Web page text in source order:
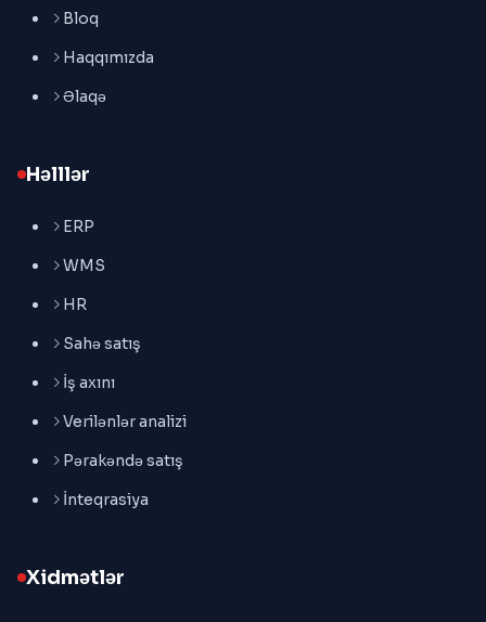
Bloq
Haqqımızda
Əlaqə
Həlllər
ERP
WMS
HR
Sahə satış
İş axını
Verilənlər analizi
Pərakəndə satış
İnteqrasiya
Xidmətlər